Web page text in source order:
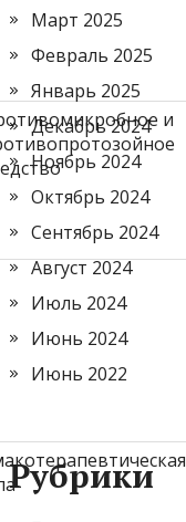
и
Март 2025
Февраль 2025
Январь 2025
Декабрь 2024
Ноябрь 2024
Октябрь 2024
Сентябрь 2024
Август 2024
Июль 2024
Июнь 2024
Июнь 2022
Рубрики